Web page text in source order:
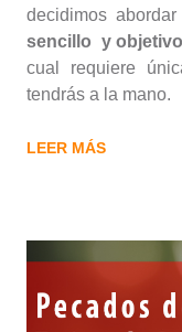
decidimos
sencillo y objetivo
cual requiere
tendrás a la mano.
LEER MÁS